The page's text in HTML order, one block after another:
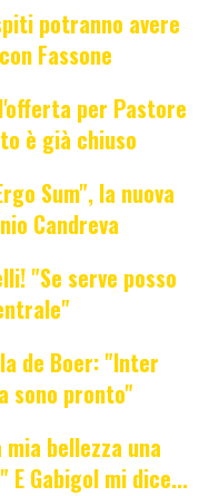
potranno avere
Fassone
l'offerta per Pastore
è già chiuso
Sum", la nuova
Candreva
"Se serve posso
de Boer: "Inter
sono pronto"
mia bellezza una
Gabigol mi dice...